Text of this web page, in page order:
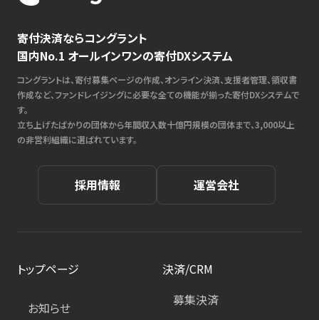
寄付決済ならコングラント
国内No.1 オールインワンの寄付DXシステム
コングラントは、寄付募集ページの作成、オンライン決済、支援者管理、領収書
作成など、ファンドレイジングに必要な全ての機能が揃った寄付DXシステムで
す。
立ち上げたばかりの団体から年間収入数十億円規模の団体まで、3,000以上
の非営利組織に選ばれています。
採用情報 運営会社
トップページ
お知らせ
決済/CRM
募集決済